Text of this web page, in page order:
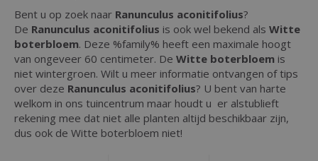
Bent u op zoek naar Ranunculus aconitifolius?
De Ranunculus aconitifolius is ook wel bekend als Witte
boterbloem. Deze %family% heeft een maximale hoogt
van ongeveer 60 centimeter. De Witte boterbloem is
niet wintergroen. Wilt u meer informatie ontvangen of tips
over deze Ranunculus aconitifolius? U bent van harte
welkom in ons tuincentrum maar houdt u er alstublieft
rekening mee dat niet alle planten altijd beschikbaar zijn,
dus ook de Witte boterbloem niet!